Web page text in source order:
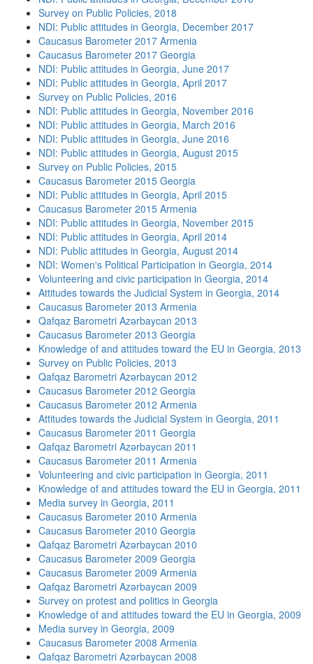
Survey on Public Policies, 2018
NDI: Public attitudes in Georgia, December 2017
Caucasus Barometer 2017 Armenia
Caucasus Barometer 2017 Georgia
NDI: Public attitudes in Georgia, June 2017
NDI: Public attitudes in Georgia, April 2017
Survey on Public Policies, 2016
NDI: Public attitudes in Georgia, November 2016
NDI: Public attitudes in Georgia, March 2016
NDI: Public attitudes in Georgia, June 2016
NDI: Public attitudes in Georgia, August 2015
Survey on Public Policies, 2015
Caucasus Barometer 2015 Georgia
NDI: Public attitudes in Georgia, April 2015
Caucasus Barometer 2015 Armenia
NDI: Public attitudes in Georgia, November 2015
NDI: Public attitudes in Georgia, April 2014
NDI: Public attitudes in Georgia, August 2014
NDI: Women's Political Participation in Georgia, 2014
Volunteering and civic participation in Georgia, 2014
Attitudes towards the Judicial System in Georgia, 2014
Caucasus Barometer 2013 Armenia
Qafqaz Barometri Azərbaycan 2013
Caucasus Barometer 2013 Georgia
Knowledge of and attitudes toward the EU in Georgia, 2013
Survey on Public Policies, 2013
Qafqaz Barometri Azərbaycan 2012
Caucasus Barometer 2012 Georgia
Caucasus Barometer 2012 Armenia
Attitudes towards the Judicial System in Georgia, 2011
Caucasus Barometer 2011 Georgia
Qafqaz Barometri Azərbaycan 2011
Caucasus Barometer 2011 Armenia
Volunteering and civic participation in Georgia, 2011
Knowledge of and attitudes toward the EU in Georgia, 2011
Media survey in Georgia, 2011
Caucasus Barometer 2010 Armenia
Caucasus Barometer 2010 Georgia
Qafqaz Barometri Azərbaycan 2010
Caucasus Barometer 2009 Georgia
Caucasus Barometer 2009 Armenia
Qafqaz Barometri Azərbaycan 2009
Survey on protest and politics in Georgia
Knowledge of and attitudes toward the EU in Georgia, 2009
Media survey in Georgia, 2009
Caucasus Barometer 2008 Armenia
Qafqaz Barometri Azərbaycan 2008